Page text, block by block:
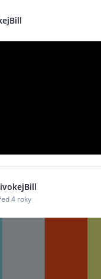
4 roky